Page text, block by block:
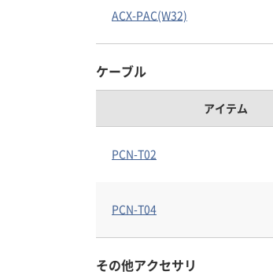
ACX-PAC(W32)
ケーブル
アイテム
PCN-T02
PCN-T04
その他アクセサリ